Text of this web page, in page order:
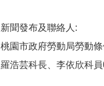
新聞發布及聯絡人:
桃園市政府勞動局勞動
羅浩芸科長、李依欣科